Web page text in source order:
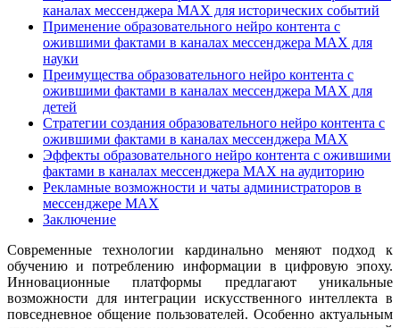
каналах мессенджера MAX для исторических событий
Применение образовательного нейро контента с
ожившими фактами в каналах мессенджера MAX для
науки
Преимущества образовательного нейро контента с
ожившими фактами в каналах мессенджера MAX для
детей
Стратегии создания образовательного нейро контента с
ожившими фактами в каналах мессенджера MAX
Эффекты образовательного нейро контента с ожившими
фактами в каналах мессенджера MAX на аудиторию
Рекламные возможности и чаты администраторов в
мессенджере MAX
Заключение
Современные технологии кардинально меняют подход к
обучению и потреблению информации в цифровую эпоху.
Инновационные платформы предлагают уникальные
возможности для интеграции искусственного интеллекта в
повседневное общение пользователей. Особенно актуальным